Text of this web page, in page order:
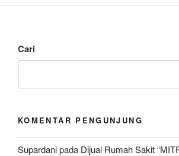
Cari
KOMENTAR PENGUNJUNG
Supardanipada Dijual Rumah Sakit